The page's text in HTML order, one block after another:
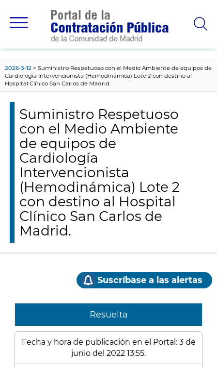
principal
2026-3-12
Suministro Respetuoso con el Medio Ambiente de equipos de
Cardiología Intervencionista (Hemodinámica) Lote 2 con destino al
Hospital Clínico San Carlos de Madrid.
Suministro Respetuoso
con el Medio Ambiente
de equipos de
Cardiología
Intervencionista
(Hemodinámica) Lote 2
con destino al Hospital
Clínico San Carlos de
Madrid.
Suscríbase a las alertas
Resuelta
Fecha y hora de publicación en el Portal: 3 de
junio del 2022 13:55.